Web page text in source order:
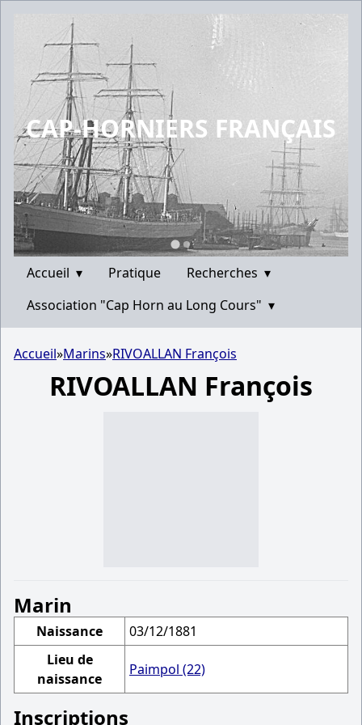
CAP-HORNIERS FRANÇAIS
Accueil ▾ Pratique Recherches ▾
Association "Cap Horn au Long Cours" ▾
Accueil»Marins»RIVOALLAN François
RIVOALLAN François
Marin
Naissance
03/12/1881
Lieu de
naissance
Paimpol (22)
Inscriptions